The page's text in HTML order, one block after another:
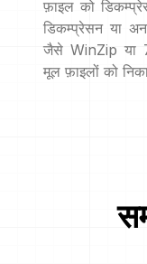
फ़ाइल को
डिकम्प्रेसन या
जैसे WinZip या
मूल फ़ाइलों को